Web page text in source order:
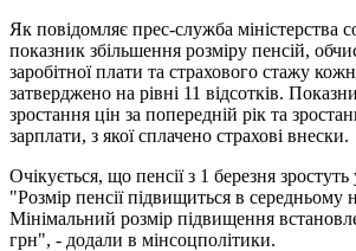
Як повідомляє прес-служба міністерства
показник збільшення розміру пенсій,
заробітної плати та страхового стажу
затверджено на рівні 11 відсотків.
зростання цін за попередній рік та
зарплати, з якої сплачено страхові внески.
Очікується, що пенсії з 1 березня зростуть
"Розмір пенсії підвищиться в середньому
Мінімальний розмір підвищення
грн", - додали в мінсоцполітики.